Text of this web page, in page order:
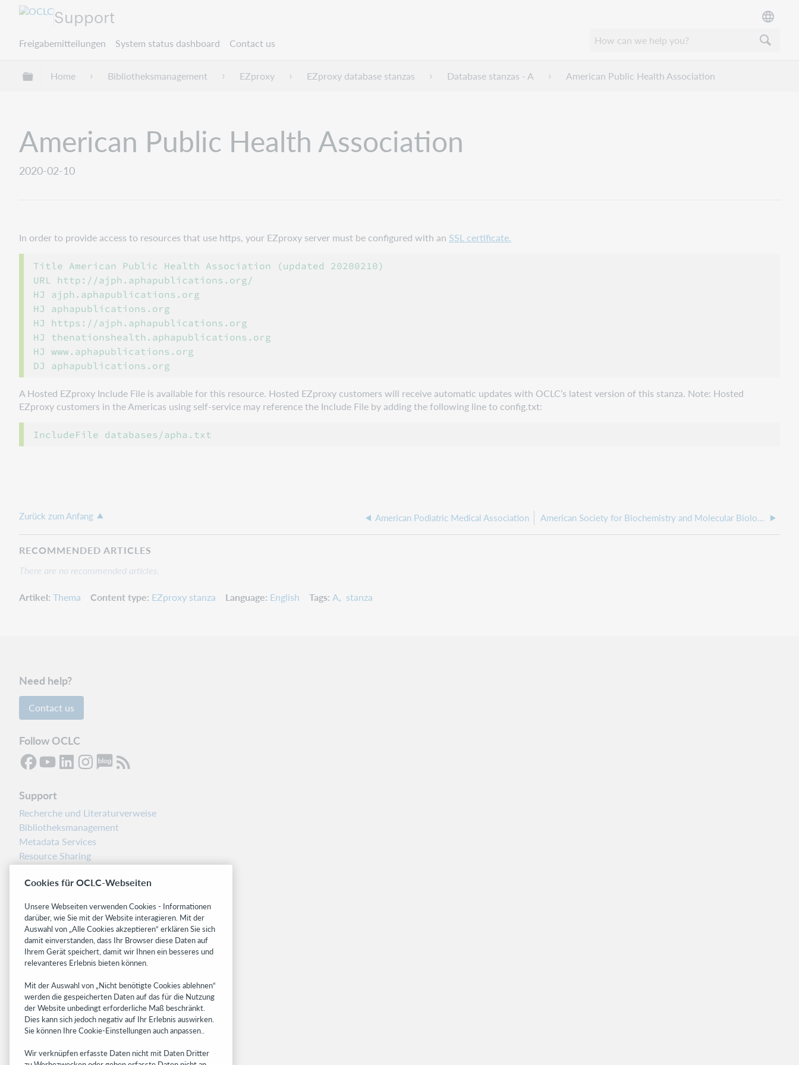
Support
Freigabemitteilungen System status dashboard Contact us
Globale Hierarchie expandieren/verbergen
Home Bibliotheksmanagement EZproxy EZproxy database stanzas Database stanzas - A American Public Health Association
American Public Health Association
2020-02-10
In order to provide access to resources that use https, your EZproxy server must be configured with an SSL certificate.
Title American Public Health Association (updated 20200210)
URL http://ajph.aphapublications.org/
HJ ajph.aphapublications.org
HJ aphapublications.org
HJ https://ajph.aphapublications.org
HJ thenationshealth.aphapublications.org
HJ www.aphapublications.org
A Hosted EZproxy Include File is available for this resource. Hosted EZproxy customers will receive automatic updates with OCLC’s latest version of this stanza. Note: Hosted
EZproxy customers in the Americas using self-service may reference the Include File by adding the following line to config.txt:
Zurück zum Anfang American Podiatric Medical Association American Society for Biochemistry and Molecular Biology
RECOMMENDED ARTICLES
There are no recommended articles.
Artikel Thema Content type EZproxy stanza Language English Tags A stanza
Need help?
Contact us
Follow OCLC
Support
Recherche und Literaturverweise
Bibliotheksmanagement
Metadata Services
Resource Sharing
Freigabemitteilungen
Related sites
OCLC.org
BibFormats
Research
WebJunction
Developer Network
Cookies für OCLC-Webseiten
Unsere Webseiten verwenden Cookies - Informationen
darüber, wie Sie mit der Website interagieren. Mit der
Auswahl von „Alle Cookies akzeptieren“ erklären Sie sich
damit einverstanden, dass Ihr Browser diese Daten auf
Ihrem Gerät speichert, damit wir Ihnen ein besseres und
relevanteres Erlebnis bieten können.
Mit der Auswahl von „Nicht benötigte Cookies ablehnen“
werden die gespeicherten Daten auf das für die Nutzung
der Website unbedingt erforderliche Maß beschränkt.
Dies kann sich jedoch negativ auf Ihr Erlebnis auswirken.
Sie können Ihre Cookie-Einstellungen auch anpassen..
Wir verknüpfen erfasste Daten nicht mit Daten Dritter